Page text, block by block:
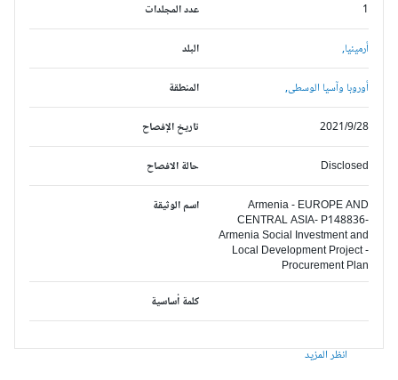
عدد المجلدات
البلد أرمينيا,
المنطقة أوروبا وآسيا الوسطى,
تاريخ الإفصاح 2021/9/28
حالة الافصاح Disclosed
اسم الوثيقة
Armenia - EUROPE AND
CENTRAL ASIA- P148836-
Armenia Social Investment and
Local Development Project -
Procurement Plan
كلمة أساسية
انظر المزيد